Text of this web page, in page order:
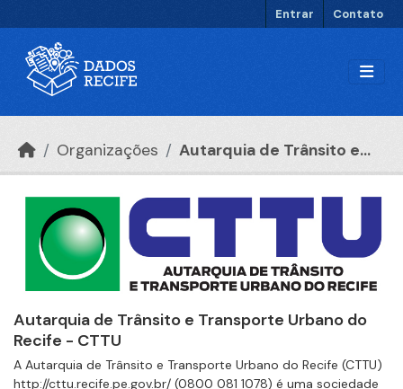
Entrar Contato
Organizações Autarquia de Trânsito e...
Autarquia de Trânsito e Transporte Urbano do
Recife - CTTU
A Autarquia de Trânsito e Transporte Urbano do Recife (CTTU)
http://cttu.recife.pe.gov.br/ (0800 081 1078) é uma sociedade